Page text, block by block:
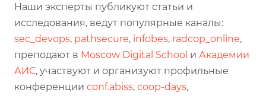
Наши эксперты публикуют статьи и
исследования, ведут популярные каналы:
sec_devops, pathsecure, infobes, radcop_online,
преподают в Moscow Digital School и Академии
АИС, участвуют и организуют профильные
конференции conf.abiss, coop-days,